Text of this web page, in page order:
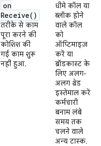
on
Receive( )
तरीके से काम
पूरा करने की
कोशिश की
गई काम शुरू
नहीं हुआ.
धीमे कॉल या
ब्लॉक होने
वाले कॉल
को
ऑप्टिमाइज़
करें या
ब्रॉडकास्ट के
लिए अलग-
अलग थ्रेड
इस्तेमाल करें
कर्मचारी
बनाम लंबे
समय तक
चलने वाले
अन्य टास्क.